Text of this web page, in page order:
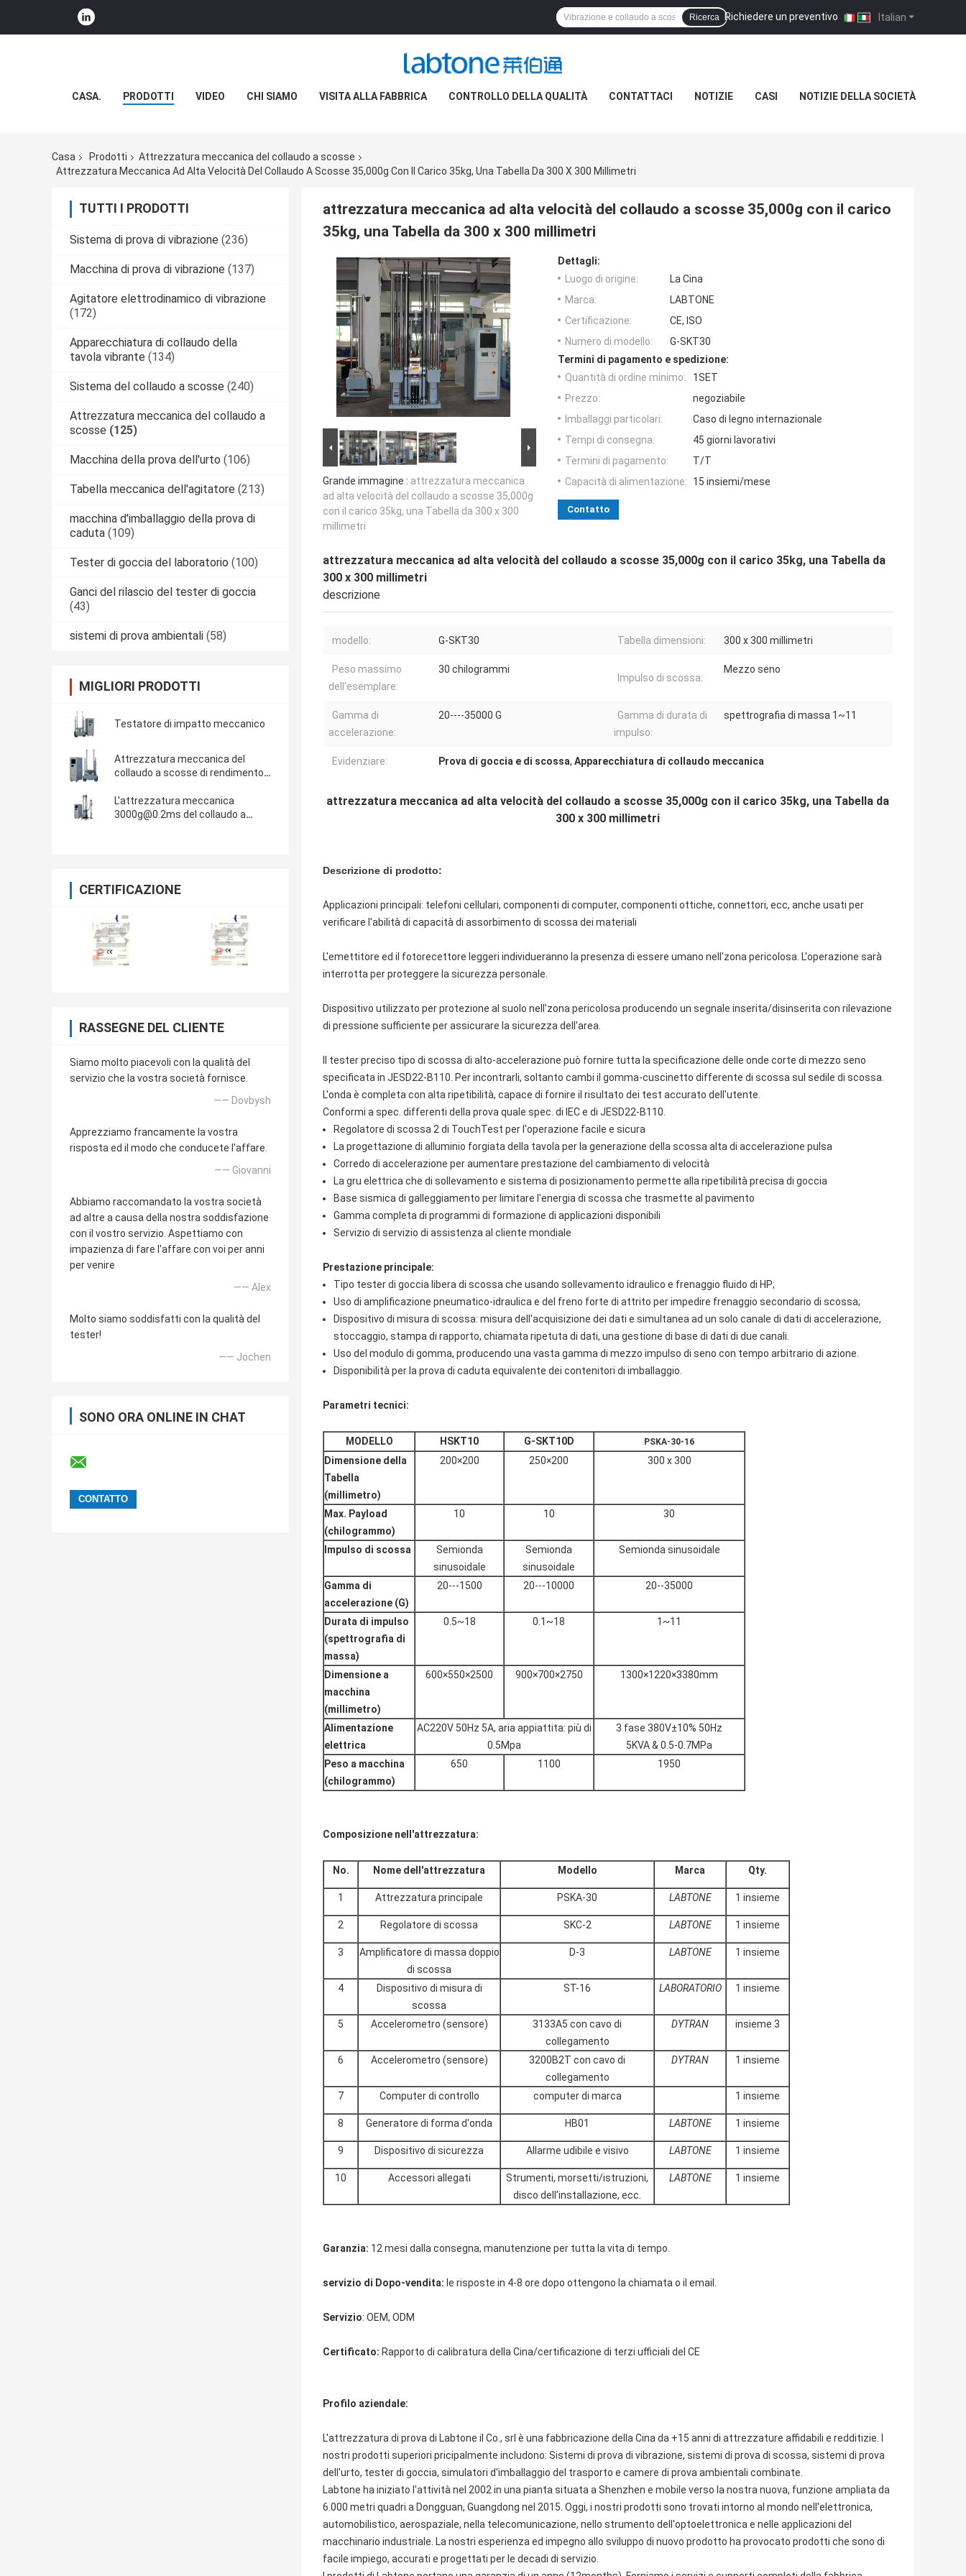
Italian
Richiedere un preventivo |
Ricerca
CASA. PRODOTTI VIDEO CHI SIAMO VISITA ALLA FABBRICA CONTROLLO DELLA QUALITÀ CONTATTACI NOTIZIE CASI NOTIZIE DELLA SOCIETÀ
Casa Prodotti
Attrezzatura meccanica del collaudo a scosse
Attrezzatura Meccanica Ad Alta Velocità Del Collaudo A Scosse 35,000g Con Il Carico 35kg, Una Tabella Da 300 X 300 Millimetri
TUTTI I PRODOTTI
Sistema di prova di vibrazione (236)
Macchina di prova di vibrazione (137)
Agitatore elettrodinamico di vibrazione
(172)
Apparecchiatura di collaudo della
tavola vibrante (134)
Sistema del collaudo a scosse (240)
Attrezzatura meccanica del collaudo a
scosse (125)
Macchina della prova dell'urto (106)
Tabella meccanica dell'agitatore (213)
macchina d'imballaggio della prova di
caduta (109)
Tester di goccia del laboratorio (100)
Ganci del rilascio del tester di goccia
(43)
sistemi di prova ambientali (58)
MIGLIORI PRODOTTI
Testatore di impatto meccanico
Attrezzatura meccanica del
collaudo a scosse di rendimento
di 150g 6ms
L'attrezzatura meccanica
3000g@0.2ms del collaudo a
CERTIFICAZIONE
RASSEGNE DEL CLIENTE
Siamo molto piacevoli con la qualità del
servizio che la vostra società fornisce.
—— Dovbysh
Apprezziamo francamente la vostra
risposta ed il modo che conducete l'affare.
—— Giovanni
Abbiamo raccomandato la vostra società
ad altre a causa della nostra soddisfazione
con il vostro servizio. Aspettiamo con
impazienza di fare l'affare con voi per anni
per venire
—— Alex
Molto siamo soddisfatti con la qualità del
tester!
—— Jochen
SONO ORA ONLINE IN CHAT
attrezzatura meccanica ad alta velocità del collaudo a scosse 35,000g con il carico
35kg, una Tabella da 300 x 300 millimetri
Grande immagine : attrezzatura meccanica
ad alta velocità del collaudo a scosse 35,000g
con il carico 35kg, una Tabella da 300 x 300
millimetri
Dettagli:
Luogo di origine:
La Cina
Marca:
LABTONE
Certificazione:
CE, ISO
Numero di modello:
G-SKT30
Termini di pagamento e spedizione:
Quantità di ordine minimo:
1SET
Prezzo:
negoziabile
Imballaggi particolari:
Caso di legno internazionale
Tempi di consegna:
45 giorni lavorativi
Termini di pagamento:
T/T
Capacità di alimentazione:
15 insiemi/mese
Contatto
attrezzatura meccanica ad alta velocità del collaudo a scosse 35,000g con il carico 35kg, una Tabella da
300 x 300 millimetri
descrizione
modello: G-SKT30 Tabella dimensioni: 300 x 300 millimetri
Peso massimo
dell'esemplare:
30 chilogrammi
Impulso di scossa:
Mezzo seno
Gamma di
accelerazione:
20----35000 G
Gamma di durata di
impulso:
spettrografia di massa 1~11
Evidenziare: Prova di goccia e di scossa, Apparecchiatura di collaudo meccanica
attrezzatura meccanica ad alta velocità del collaudo a scosse 35,000g con il carico 35kg, una Tabella da
300 x 300 millimetri
Descrizione di prodotto:
Applicazioni principali: telefoni cellulari, componenti di computer, componenti ottiche, connettori, ecc, anche usati per
verificare l'abilità di capacità di assorbimento di scossa dei materiali
L'emettitore ed il fotorecettore leggeri individueranno la presenza di essere umano nell'zona pericolosa. L'operazione sarà
interrotta per proteggere la sicurezza personale.
Dispositivo utilizzato per protezione al suolo nell'zona pericolosa producendo un segnale inserita/disinserita con rilevazione
di pressione sufficiente per assicurare la sicurezza dell'area.
Il tester preciso tipo di scossa di alto-accelerazione può fornire tutta la specificazione delle onde corte di mezzo seno
specificata in JESD22-B110. Per incontrarli, soltanto cambi il gomma-cuscinetto differente di scossa sul sedile di scossa.
L'onda è completa con alta ripetibilità, capace di fornire il risultato dei test accurato dell'utente.
Conformi a spec. differenti della prova quale spec. di IEC e di JESD22-B110.
Regolatore di scossa 2 di TouchTest per l'operazione facile e sicura
La progettazione di alluminio forgiata della tavola per la generazione della scossa alta di accelerazione pulsa
Corredo di accelerazione per aumentare prestazione del cambiamento di velocità
La gru elettrica che di sollevamento e sistema di posizionamento permette alla ripetibilità precisa di goccia
Base sismica di galleggiamento per limitare l'energia di scossa che trasmette al pavimento
Gamma completa di programmi di formazione di applicazioni disponibili
Servizio di servizio di assistenza al cliente mondiale
Prestazione principale:
Tipo tester di goccia libera di scossa che usando sollevamento idraulico e frenaggio fluido di HP;
Uso di amplificazione pneumatico-idraulica e del freno forte di attrito per impedire frenaggio secondario di scossa;
Dispositivo di misura di scossa: misura dell'acquisizione dei dati e simultanea ad un solo canale di dati di accelerazione,
stoccaggio, stampa di rapporto, chiamata ripetuta di dati, una gestione di base di dati di due canali.
Uso del modulo di gomma, producendo una vasta gamma di mezzo impulso di seno con tempo arbitrario di azione.
Disponibilità per la prova di caduta equivalente dei contenitori di imballaggio.
Parametri tecnici:
MODELLO HSKT10 G-SKT10D PSKA-30-16
Dimensione della
Tabella
(millimetro)
200×200 250×200 300 x 300
Max. Payload
(chilogrammo)
10 10 30
Impulso di scossa
Semionda
sinusoidale
Semionda
sinusoidale
Semionda sinusoidale
Gamma di
accelerazione (G)
20---1500 20---10000 20--35000
Durata di impulso
(spettrografia di
massa)
0.5~18 0.1~18 1~11
Dimensione a
macchina
(millimetro)
600×550×2500 900×700×2750 1300×1220×3380mm
Alimentazione
elettrica
AC220V 50Hz 5A, aria appiattita: più di
0.5Mpa
3 fase 380V±10% 50Hz
5KVA & 0.5-0.7MPa
Peso a macchina
(chilogrammo)
650 1100 1950
Composizione nell'attrezzatura:
No. Nome dell'attrezzatura Modello Marca Qty.
1 Attrezzatura principale PSKA-30 LABTONE 1 insieme
2 Regolatore di scossa SKC-2 LABTONE 1 insieme
3
Amplificatore di massa doppio
di scossa
D-3 LABTONE 1 insieme
4
Dispositivo di misura di
scossa
ST-16 LABORATORIO 1 insieme
5 Accelerometro (sensore)
3133A5 con cavo di
collegamento
DYTRAN insieme 3
6 Accelerometro (sensore)
3200B2T con cavo di
collegamento
DYTRAN 1 insieme
7 Computer di controllo computer di marca 1 insieme
8 Generatore di forma d'onda HB01 LABTONE 1 insieme
9 Dispositivo di sicurezza Allarme udibile e visivo LABTONE 1 insieme
10 Accessori allegati
Strumenti, morsetti/istruzioni,
disco dell'installazione, ecc.
LABTONE 1 insieme
Garanzia: 12 mesi dalla consegna, manutenzione per tutta la vita di tempo.
servizio di Dopo-vendita: le risposte in 4-8 ore dopo ottengono la chiamata o il email.
Servizio: OEM, ODM
Certificato: Rapporto di calibratura della Cina/certificazione di terzi ufficiali del CE
Profilo aziendale:
L'attrezzatura di prova di Labtone il Co., srl è una fabbricazione della Cina da +15 anni di attrezzature affidabili e redditizie. I
nostri prodotti superiori pricipalmente includono: Sistemi di prova di vibrazione, sistemi di prova di scossa, sistemi di prova
dell'urto, tester di goccia, simulatori d'imballaggio del trasporto e camere di prova ambientali combinate.
Labtone ha iniziato l'attività nel 2002 in una pianta situata a Shenzhen e mobile verso la nostra nuova, funzione ampliata da
6.000 metri quadri a Dongguan, Guangdong nel 2015. Oggi, i nostri prodotti sono trovati intorno al mondo nell'elettronica,
automobilistico, aerospaziale, nella telecomunicazione, nello strumento dell'optoelettronica e nelle applicazioni del
macchinario industriale. La nostri esperienza ed impegno allo sviluppo di nuovo prodotto ha provocato prodotti che sono di
facile impiego, accurati e progettati per le decadi di servizio.